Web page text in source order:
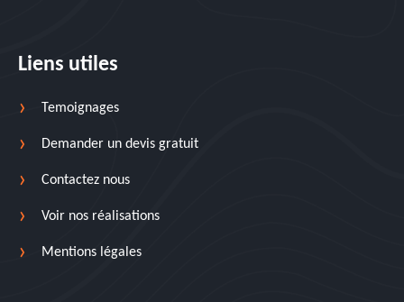
Liens utiles
Temoignages
Demander un devis gratuit
Contactez nous
Voir nos réalisations
Mentions légales